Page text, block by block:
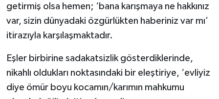
getirmiş olsa hemen; ‘bana karışmaya ne hakkınız
var, sizin dünyadaki özgürlükten haberiniz var mı’
itirazıyla karşılaşmaktadır.
Eşler birbirine sadakatsizlik gösterdiklerinde,
nikahlı oldukları noktasındaki bir eleştiriye, ‘evliyiz
diye ömür boyu kocamın/karımın mahkumu